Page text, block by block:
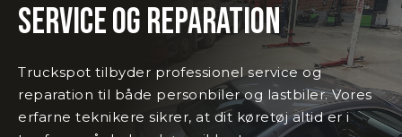
Service og reparation
Truckspot tilbyder professionel service og
reparation til både personbiler og lastbiler. Vores
erfarne teknikere sikrer, at dit køretøj altid er i